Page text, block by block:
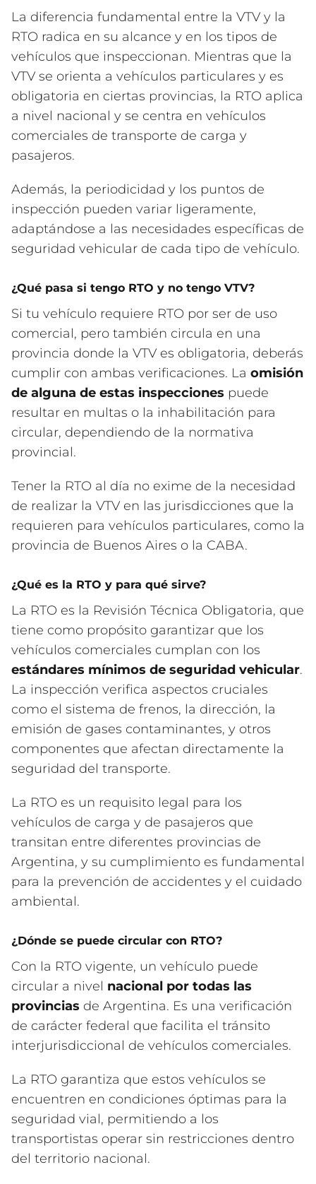
La diferencia fundamental entre la VTV y la
RTO radica en su alcance y en los tipos de
vehículos que inspeccionan. Mientras que la
VTV se orienta a vehículos particulares y es
obligatoria en ciertas provincias, la RTO aplica
a nivel nacional y se centra en vehículos
comerciales de transporte de carga y
pasajeros.
Además, la periodicidad y los puntos de
inspección pueden variar ligeramente,
adaptándose a las necesidades específicas de
seguridad vehicular de cada tipo de vehículo.
¿Qué pasa si tengo RTO y no tengo VTV?
Si tu vehículo requiere RTO por ser de uso
comercial, pero también circula en una
provincia donde la VTV es obligatoria, deberás
cumplir con ambas verificaciones. La omisión
de alguna de estas inspecciones puede
resultar en multas o la inhabilitación para
circular, dependiendo de la normativa
provincial.
Tener la RTO al día no exime de la necesidad
de realizar la VTV en las jurisdicciones que la
requieren para vehículos particulares, como la
provincia de Buenos Aires o la CABA.
¿Qué es la RTO y para qué sirve?
La RTO es la Revisión Técnica Obligatoria, que
tiene como propósito garantizar que los
vehículos comerciales cumplan con los
estándares mínimos de seguridad vehicular.
La inspección verifica aspectos cruciales
como el sistema de frenos, la dirección, la
emisión de gases contaminantes, y otros
componentes que afectan directamente la
seguridad del transporte.
La RTO es un requisito legal para los
vehículos de carga y de pasajeros que
transitan entre diferentes provincias de
Argentina, y su cumplimiento es fundamental
para la prevención de accidentes y el cuidado
ambiental.
¿Dónde se puede circular con RTO?
Con la RTO vigente, un vehículo puede
circular a nivel nacional por todas las
provincias de Argentina. Es una verificación
de carácter federal que facilita el tránsito
interjurisdiccional de vehículos comerciales.
La RTO garantiza que estos vehículos se
encuentren en condiciones óptimas para la
seguridad vial, permitiendo a los
transportistas operar sin restricciones dentro
del territorio nacional.